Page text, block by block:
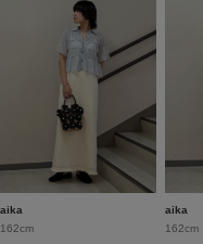
aika
162cm
aika
162cm